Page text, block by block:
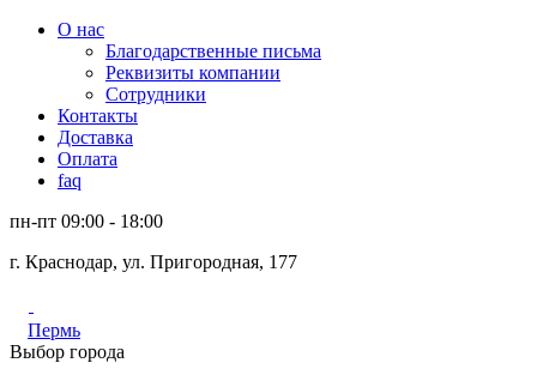
О нас
Благодарственные письма
Реквизиты компании
Сотрудники
Контакты
Доставка
Оплата
faq
пн-пт 09:00 - 18:00
г. Краснодар, ул. Пригородная, 177
Пермь
Выбор города